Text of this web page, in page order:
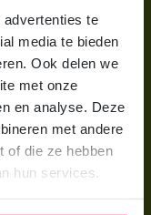
te
media te bieden
Ook delen we
met onze
en analyse. Deze
met andere
of die ze hebben
hun services.